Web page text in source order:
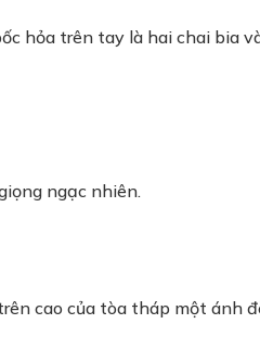
hỏa trên tay là hai chai bia
ngạc nhiên.
cao của tòa tháp một ánh